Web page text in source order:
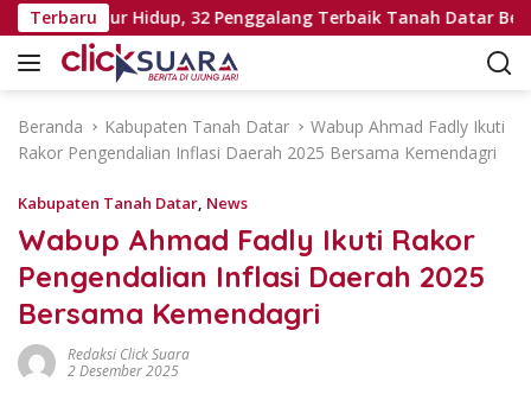
a
Terbaru
Seumur Hidup, 32 Penggalang Terbaik Tanah Datar
Beranda Kabupaten Tanah Datar
Wabup Ahmad Fadly Ikuti
Rakor Pengendalian Inflasi Daerah 2025 Bersama Kemendagri
Kabupaten Tanah Datar, News
Wabup Ahmad Fadly Ikuti Rakor
Pengendalian Inflasi Daerah 2025
Bersama Kemendagri
Redaksi Click Suara
2 Desember 2025